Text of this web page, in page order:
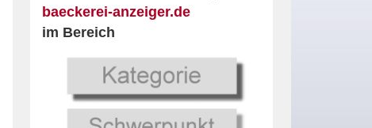
baeckerei-anzeiger.de
im Bereich